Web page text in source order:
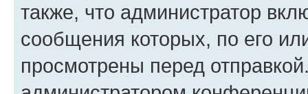
также, что администратор
сообщения которых, по его
просмотрены перед